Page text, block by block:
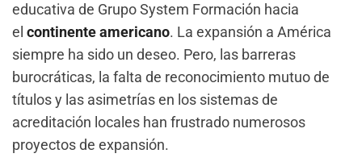
educativa de Grupo System Formación hacia
el continente americano. La expansión a América
siempre ha sido un deseo. Pero, las barreras
burocráticas, la falta de reconocimiento mutuo de
títulos y las asimetrías en los sistemas de
acreditación locales han frustrado numerosos
proyectos de expansión.